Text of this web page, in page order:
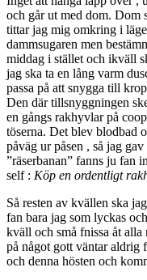
och går ut med dom. Dom
tittar jag mig omkring i
dammsugaren men
middag i stället och ikväll
jag ska ta en lång varm
passa på att snygga till
Den där tillsnyggningen
en gångs rakhyvlar på
töserna. Det blev blodbad
påväg ur påsen , så jag
”räserbanan” fanns ju fan
self : Köp en ordentligt
Så resten av kvällen ska
fan bara jag som lyckas
kväll och små fnissa åt
på något gott väntar aldrig
och denna hösten och